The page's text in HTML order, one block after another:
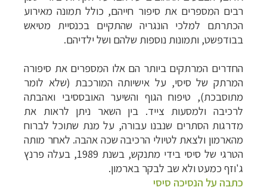
רבים המספרים את סיפור חייהם, כולל תמונה מאירוע
הכתרתם למלכי הונגריה שהתקיים בכנסיית מטיאש
בבודפשט, ותמונות נוספות שלהם ושל ילדיהם.
החדרים המרתקים ביותר הם אלו המספרים את סיפורה
המרתק של סיסי, על אישיותה המורכבת (שלא לומר
מתוסבכת), טיפוח הגוף והשיער האובססיבי ואהבתה
לרכיבה ולמסעות צייד. בין השאר ניתן לראות את
מדרגות הסתרים שנבנו עבורה, על מנת שתוכל לברוח
מהארמון ולצאת לטיולי הרכיבה שכה אהבה. לאחר מותה
הטרגי של סיסי בידי מתנקש, בשנת 1989, בעלה פרנץ
ג'וזף כמעט ולא שב לבקר בארמון.
כתבה על הנסיכה סיסי